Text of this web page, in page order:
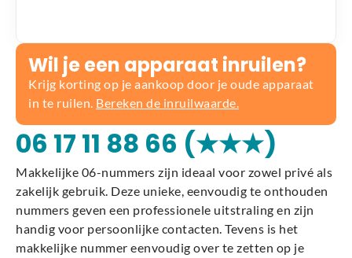
Wil je een apparaat inruilen?
Krijg korting op je aankoop door je oude apparaat
in te ruilen. Bereken de inruilwaarde.
06 17 11 88 66 (★★★)
Makkelijke 06-nummers zijn ideaal voor zowel privé als
zakelijk gebruik. Deze unieke, eenvoudig te onthouden
nummers geven een professionele uitstraling en zijn
handig voor persoonlijke contacten. Tevens is het
makkelijke nummer eenvoudig over te zetten op je